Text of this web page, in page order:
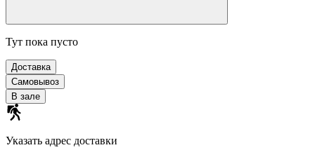
Тут пока пусто
Доставка
Самовывоз
В зале
Указать адрес доставки